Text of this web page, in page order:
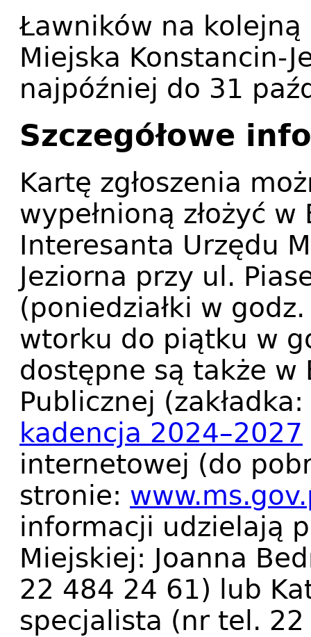
Ławników na
Miejska Konstancin-
najpóźniej do 31
Szczegółowe
Kartę zgłoszenia
wypełnioną złożyć w
Interesanta Urzędu
Jeziorna przy ul.
(poniedziałki w
wtorku do piątku w
dostępne są także
Publicznej (zakładka:
kadencja 2024–2027
internetowej (do
stronie:
informacji udzielają
Miejskiej: Joanna
22 484 24 61) lub
specjalista (nr tel.